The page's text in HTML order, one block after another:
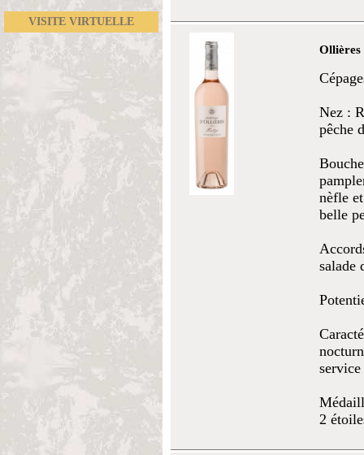
VISITE VIRTUELLE
Ollières
Nez :
pêche
nèfle
belle
salade
service
2